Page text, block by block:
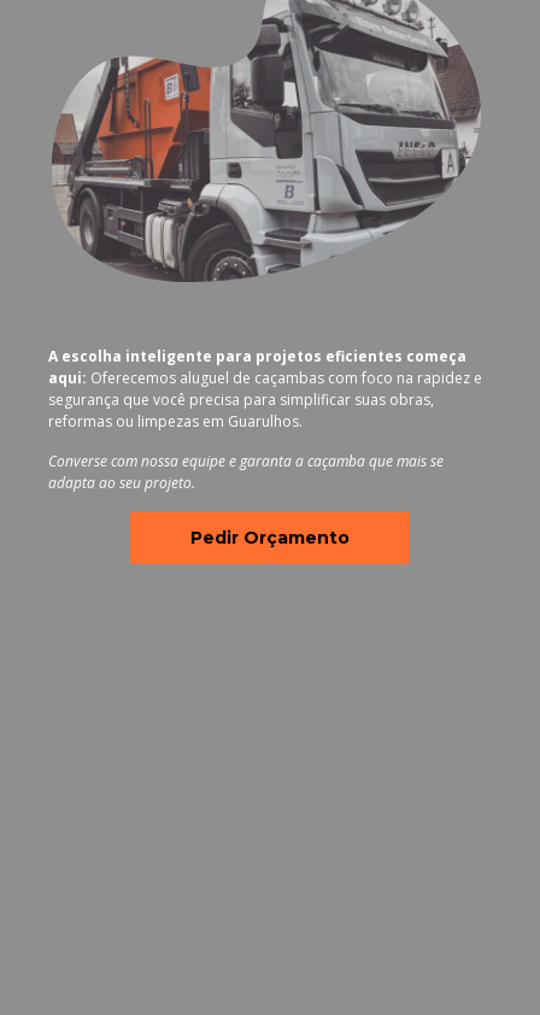
A escolha inteligente para projetos eficientes começa
aqui: Oferecemos aluguel de caçambas com foco na rapidez e
segurança que você precisa para simplificar suas obras,
reformas ou limpezas em Guarulhos.
Converse com nossa equipe e garanta a caçamba que mais se
adapta ao seu projeto.
Pedir Orçamento